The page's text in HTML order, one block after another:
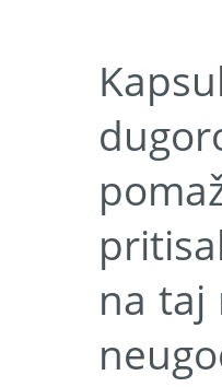
na taj